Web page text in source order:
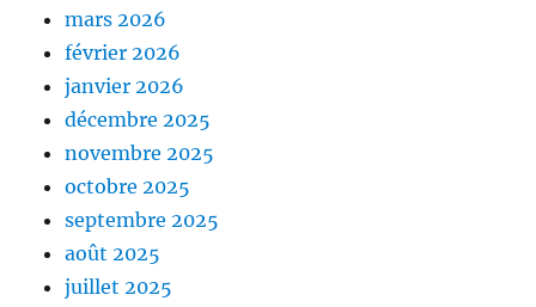
mars 2026
février 2026
janvier 2026
décembre 2025
novembre 2025
octobre 2025
septembre 2025
août 2025
juillet 2025